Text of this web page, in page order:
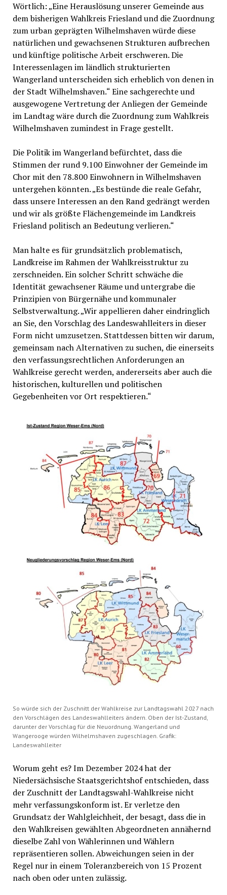
Wörtlich: „Eine Herauslösung unserer Gemeinde aus
dem bisherigen Wahlkreis Friesland und die Zuordnung
zum urban geprägten Wilhelmshaven würde diese
natürlichen und gewachsenen Strukturen aufbrechen
und künftige politische Arbeit erschweren. Die
Interessenlagen im ländlich strukturierten
Wangerland unterscheiden sich erheblich von denen in
der Stadt Wilhelmshaven.“ Eine sachgerechte und
ausgewogene Vertretung der Anliegen der Gemeinde
im Landtag wäre durch die Zuordnung zum Wahlkreis
Wilhelmshaven zumindest in Frage gestellt.
Die Politik im Wangerland befürchtet, dass die
Stimmen der rund 9.100 Einwohner der Gemeinde im
Chor mit den 78.800 Einwohnern in Wilhelmshaven
untergehen könnten. „Es bestünde die reale Gefahr,
dass unsere Interessen an den Rand gedrängt werden
und wir als größte Flächengemeinde im Landkreis
Friesland politisch an Bedeutung verlieren.“
Man halte es für grundsätzlich problematisch,
Landkreise im Rahmen der Wahlkreisstruktur zu
zerschneiden. Ein solcher Schritt schwäche die
Identität gewachsener Räume und untergrabe die
Prinzipien von Bürgernähe und kommunaler
Selbstverwaltung. „Wir appellieren daher eindringlich
an Sie, den Vorschlag des Landeswahlleiters in dieser
Form nicht umzusetzen. Stattdessen bitten wir darum,
gemeinsam nach Alternativen zu suchen, die einerseits
den verfassungsrechtlichen Anforderungen an
Wahlkreise gerecht werden, andererseits aber auch die
historischen, kulturellen und politischen
Gegebenheiten vor Ort respektieren.“
So würde sich der Zuschnitt der Wahlkreise zur Landtagswahl 2027 nach
den Vorschlägen des Landeswahlleiters ändern. Oben der Ist-Zustand,
darunter der Vorschlag für die Neuordnung. Wangerland und
Wangerooge würden Wilhelmshaven zugeschlagen. Grafik:
Landeswahlleiter
Worum geht es? Im Dezember 2024 hat der
Niedersächsische Staatsgerichtshof entschieden, dass
der Zuschnitt der Landtagswahl-Wahlkreise nicht
mehr verfassungskonform ist. Er verletze den
Grundsatz der Wahlgleichheit, der besagt, dass die in
den Wahlkreisen gewählten Abgeordneten annähernd
dieselbe Zahl von Wählerinnen und Wählern
repräsentieren sollen. Abweichungen seien in der
Regel nur in einem Toleranzbereich von 15 Prozent
nach oben oder unten zulässig.